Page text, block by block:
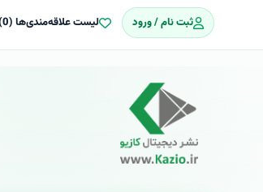
ثبت نام / ورود لیست علاقه‌مندی‌ها (0)